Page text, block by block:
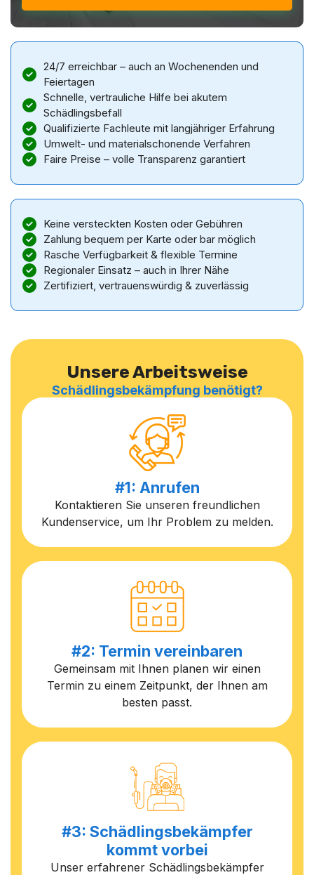
24/7 erreichbar – auch an Wochenenden und
Feiertagen
Schnelle, vertrauliche Hilfe bei akutem
Schädlingsbefall
Qualifizierte Fachleute mit langjähriger Erfahrung
Umwelt- und materialschonende Verfahren
Faire Preise – volle Transparenz garantiert
Keine versteckten Kosten oder Gebühren
Zahlung bequem per Karte oder bar möglich
Rasche Verfügbarkeit & flexible Termine
Regionaler Einsatz – auch in Ihrer Nähe
Zertifiziert, vertrauenswürdig & zuverlässig
Unsere Arbeitsweise
Schädlingsbekämpfung benötigt?
#1: Anrufen
Kontaktieren Sie unseren freundlichen
Kundenservice, um Ihr Problem zu melden.
#2: Termin vereinbaren
Gemeinsam mit Ihnen planen wir einen
Termin zu einem Zeitpunkt, der Ihnen am
besten passt.
#3: Schädlingsbekämpfer
kommt vorbei
Unser erfahrener Schädlingsbekämpfer